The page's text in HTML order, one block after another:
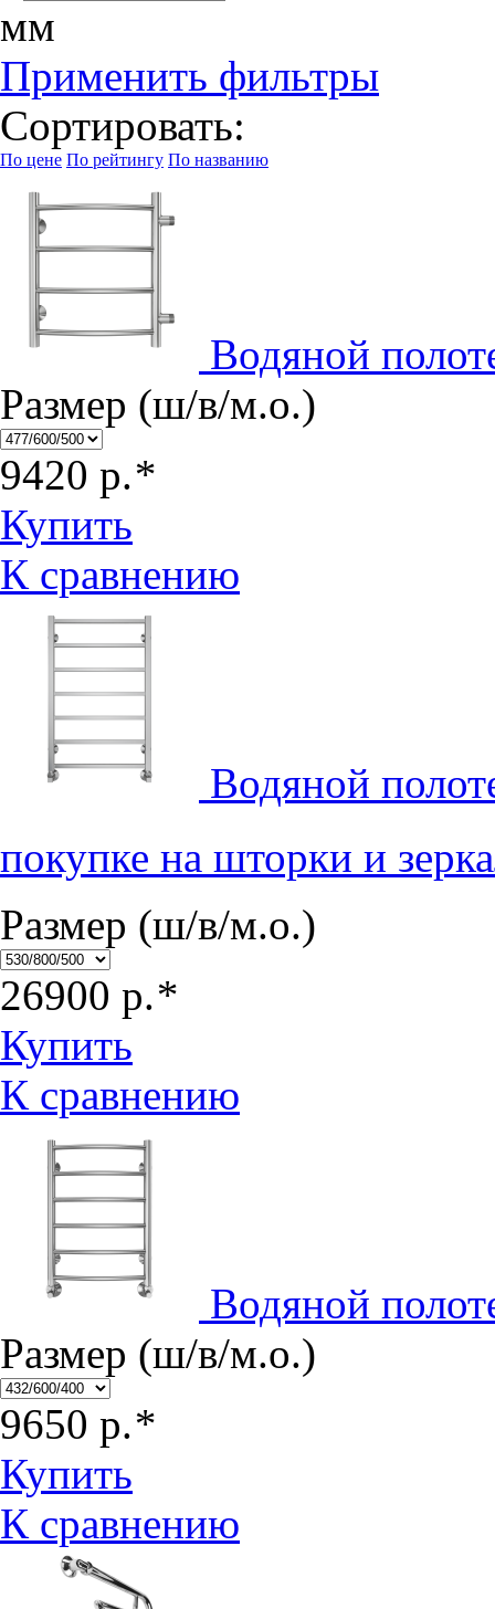
мм
Применить фильтры
Сортировать:
По цене По рейтингу По названию
Водяной
Размер (ш/в/м.о.)
9420 р.*
Купить
К сравнению
Водяной
покупке на шторки и
Размер (ш/в/м.о.)
26900 р.*
Купить
К сравнению
Водяной
Размер (ш/в/м.о.)
9650 р.*
Купить
К сравнению